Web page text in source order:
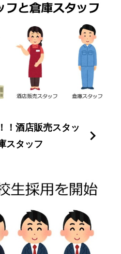
！酒店販売スタッ
スタッフ